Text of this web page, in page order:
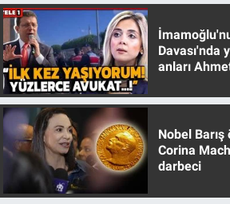
Davası'nda
anları
Nobel
Corina
darbeci